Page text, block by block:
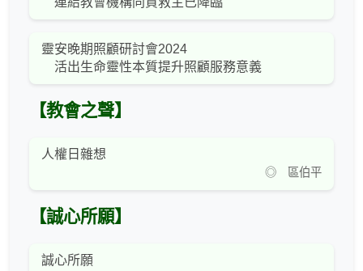
靈安晚期照顧研討會2024
活出生命靈性本質提升照顧服務意義
【教會之聲】
人權日雜想
◎ 區伯平
【誠心所願】
誠心所願